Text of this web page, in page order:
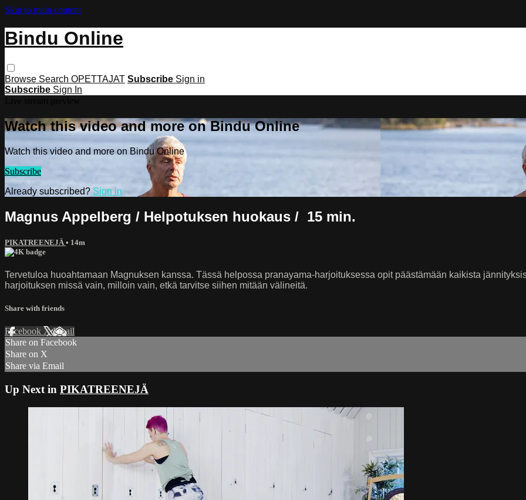
Skip to main content
Bindu Online
Browse Search OPETTAJAT Subscribe Sign in
Subscribe Sign In
Watch this video and more on Bindu Online
Watch this video and more on Bindu Online
Subscribe
Already subscribed? Sign in
Magnus Appelberg / Helpotuksen huokaus / 15 min.
PIKATREENEJÄ • 14m
Tervetuloa huoahtamaan Magnuksen kanssa. Tässä helpossa pranayama-harjoituksessa opit päästämään kaikista
harjoituksen missä vain, milloin vain, etkä tarvitse siihen mitään välineitä.
Share with friends
Facebook XEmail
Share on Facebook
Share on X
Share via Email
Up Next in PIKATREENEJÄ